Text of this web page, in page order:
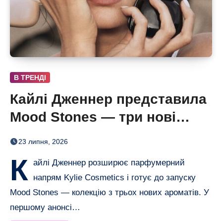
В ТРЕНДІ
Кайлі Дженнер представила
Mood Stones — три нові
аромати у флаконах, схожих
23 липня, 2026
К айлі Дженнер розширює парфумерний
напрям Kylie Cosmetics і готує до запуску
Mood Stones — колекцію з трьох нових ароматів. У
першому анонсі…